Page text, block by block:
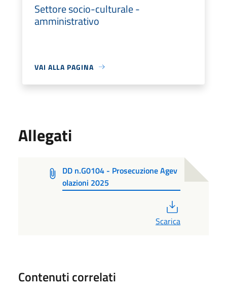
Settore socio-culturale -
amministrativo
VAI ALLA PAGINA
Allegati
DD n.G0104 - Prosecuzione Agev
olazioni 2025
Scarica
Contenuti correlati